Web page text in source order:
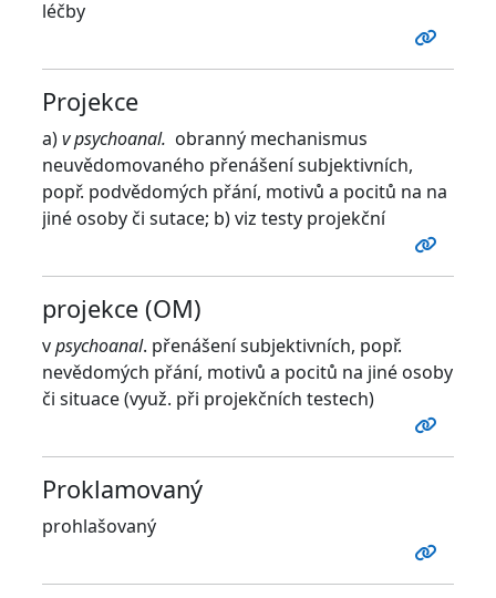
léčby
Projekce
a)v psychoanal. obranný mechanismus
neuvědomovaného přenášení subjektivních,
popř. podvědomých přání, motivů a pocitů na na
jiné osoby či sutace; b) viz testy projekční
projekce (OM)
vpsychoanal. přenášení subjektivních, popř.
nevědomých přání, motivů a pocitů na jiné osoby
či situace (využ. při projekčních testech)
Proklamovaný
prohlašovaný